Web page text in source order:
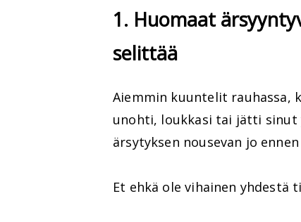
1. Huomaat
selittää
Aiemmin kuuntelit rauhassa,
unohti, loukkasi tai jätti sinut
ärsytyksen nousevan jo
Et ehkä ole vihainen yhdestä